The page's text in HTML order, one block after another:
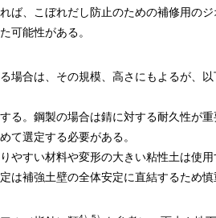
ば、こぼれだし防止のための補修用の
可能性がある。
場合は、その規模、高さにもよるが、
る。鋼製の場合は錆に対する耐久性が
て選定する必要がある。
やすい材料や変形の大きい粘性土は使
は補強土壁の全体安定に直結するため